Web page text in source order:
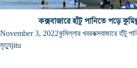
কক্সবাজারে হাঁটু পানিতে পড়ে
November 3, 2022কুমিল্লার খবরকক্সবাজারে হাঁটু
মৃত্যুjitu